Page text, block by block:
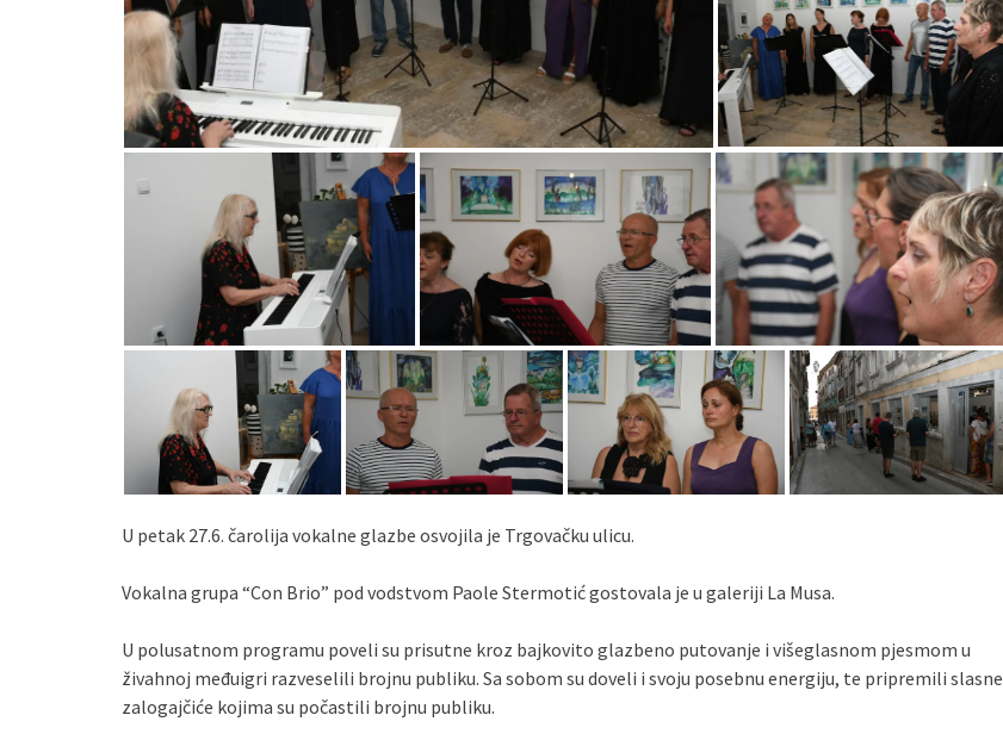
U petak 27.6. čarolija vokalne glazbe osvojila je Trgovačku ulicu.
Vokalna grupa “Con Brio” pod vodstvom Paole Stermotić gostovala je u galeriji La Musa.
U polusatnom programu poveli su prisutne kroz bajkovito glazbeno putovanje i višeglasnom pjesmom u
živahnoj međuigri razveselili brojnu publiku. Sa sobom su doveli i svoju posebnu energiju, te pripremili slasne
zalogajčiće kojima su počastili brojnu publiku.